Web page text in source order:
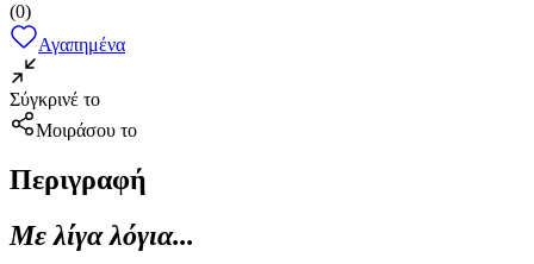
(0)
Αγαπημένα
Σύγκρινέ το
Μοιράσου το
Περιγραφή
Με λίγα λόγια...